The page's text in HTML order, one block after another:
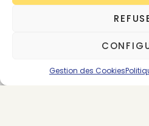
Gestion des Cookies